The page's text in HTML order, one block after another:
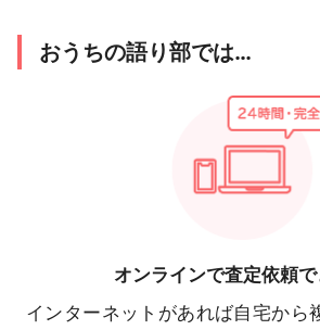
おうちの語り部では…
オンラインで査定依頼で
インターネットがあれば自宅から